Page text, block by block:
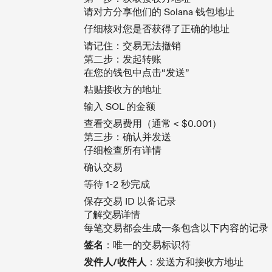
请对方分享他们的 Solana 钱包地址
仔细核对您是否获得了正确的地址
请记住：交易无法撤销
第二步：发起转账
在您的钱包中点击“发送”
粘贴接收方的地址
输入 SOL 的金额
查看交易费用（通常 < $0.001）
第三步：确认并发送
仔细检查所有详情
确认交易
等待 1-2 秒完成
保存交易 ID 以备记录
了解交易详情
每笔交易都会生成一条包含以下内容的记录
签名 ：唯一的交易标识符
发件人/收件人：发送方和接收方地址